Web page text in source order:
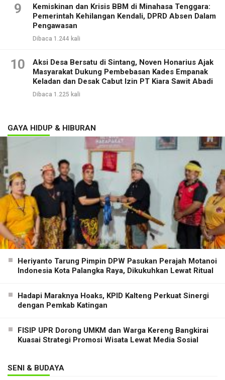
9
Kemiskinan dan Krisis BBM di Minahasa Tenggara:
Pemerintah Kehilangan Kendali, DPRD Absen Dalam
Pengawasan
Dibaca 1.244 kali
10
Aksi Desa Bersatu di Sintang, Noven Honarius Ajak
Masyarakat Dukung Pembebasan Kades Empanak
Keladan dan Desak Cabut Izin PT Kiara Sawit Abadi
Dibaca 1.225 kali
GAYA HIDUP & HIBURAN
Heriyanto Tarung Pimpin DPW Pasukan Perajah Motanoi
Indonesia Kota Palangka Raya, Dikukuhkan Lewat Ritual
Hadapi Maraknya Hoaks, KPID Kalteng Perkuat Sinergi
dengan Pemkab Katingan
FISIP UPR Dorong UMKM dan Warga Kereng Bangkirai
Kuasai Strategi Promosi Wisata Lewat Media Sosial
SENI & BUDAYA